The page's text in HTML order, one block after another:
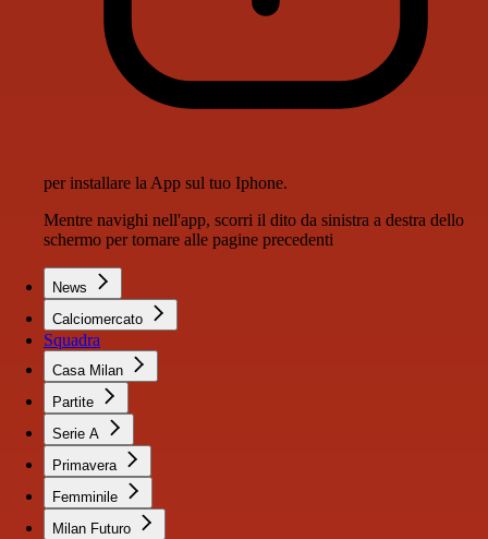
per installare la App sul tuo Iphone.
Mentre navighi nell'app, scorri il dito da sinistra a destra dello
schermo per tornare alle pagine precedenti
News
Calciomercato
Squadra
Casa Milan
Partite
Serie A
Primavera
Femminile
Milan Futuro